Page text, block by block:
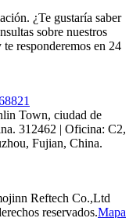
¿Te gustaría saber
sobre nuestros
responderemos en 24
Town, ciudad de
312462 | Oficina: C2,
Fujian, China.
Reftech Co.,Ltd
reservados.Mapa